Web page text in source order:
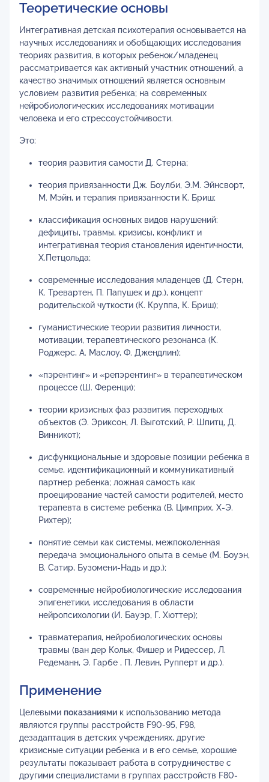
Теоретические основы
Интегративная детская психотерапия основывается на
научных исследованиях и обобщающих исследования
теориях развития, в которых ребенок/младенец
рассматривается как активный участник отношений, а
качество значимых отношений является основным
условием развития ребенка; на современных
нейробиологических исследованиях мотивации
человека и его стрессоустойчивости.
Это:
теория развития самости Д. Стерна;
теория привязанности Дж. Боулби, Э.М. Эйнсворт,
М. Мэйн, и терапия привязанности К. Бриш;
классификация основных видов нарушений:
дефициты, травмы, кризисы, конфликт и
интегративная теория становления идентичности,
Х.Петцольда;
современные исследования младенцев (Д. Стерн,
К. Тревартен, П. Папушек и др.), концепт
родительской чуткости (К. Круппа, К. Бриш);
гуманистические теории развития личности,
мотивации, терапевтического резонанса (К.
Роджерс, А. Маслоу, Ф. Джендлин);
«пэрентинг» и «репэрентинг» в терапевтическом
процессе (Ш. Ференци);
теории кризисных фаз развития, переходных
объектов (Э. Эриксон, Л. Выготский, Р. Шпитц, Д.
Винникот);
дисфункциональные и здоровые позиции ребенка в
семье, идентификационный и коммуникативный
партнер ребенка; ложная самость как
проецирование частей самости родителей, место
терапевта в системе ребенка (В. Цимприх, Х-Э.
Рихтер);
понятие семьи как системы, межпоколенная
передача эмоционального опыта в семье (М. Боуэн,
В. Сатир, Бузомени-Надь и др.);
современные нейробиологические исследования
эпигенетики, исследования в области
нейропсихологии (И. Бауэр, Г. Хюттер);
травматерапия, нейробиологических основы
травмы (ван дер Кольк, Фишер и Ридессер, Л.
Редеманн, Э. Гарбе , П. Левин, Рупперт и др.).
Применение
Целевыми показаниями к использованию метода
являются группы расстройств F90-95, F98,
дезадаптация в детских учреждениях, другие
кризисные ситуации ребенка и в его семье, хорошие
результаты показывает работа в сотрудничестве с
другими специалистами в группах расстройств F80-